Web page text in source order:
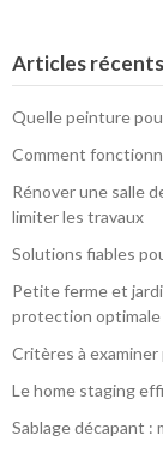
Articles récents
Quelle peinture
Comment
Rénover une salle
limiter les travaux
Solutions fiables
Petite ferme et
protection optimale
Critères à
Le home staging
Sablage décapant